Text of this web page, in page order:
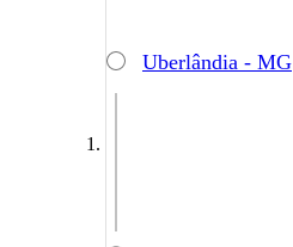
Uberlândia - MG